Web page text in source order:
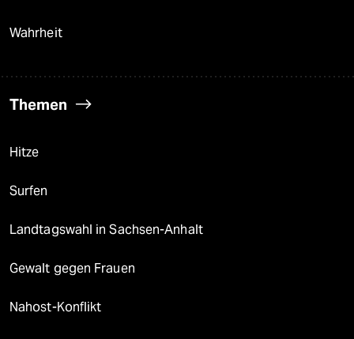
Wahrheit
Themen
Hitze
Surfen
Landtagswahl in Sachsen-Anhalt
Gewalt gegen Frauen
Nahost-Konflikt